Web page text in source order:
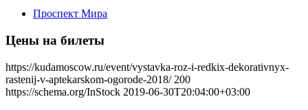
Проспект Мира
Цены на билеты
https://kudamoscow.ru/event/vystavka-roz-i-redkix-dekorativnyx-
rastenij-v-aptekarskom-ogorode-2018/ 200
https://schema.org/InStock 2019-06-30T20:04:00+03:00